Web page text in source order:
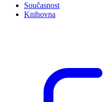
Současnost
Knihovna